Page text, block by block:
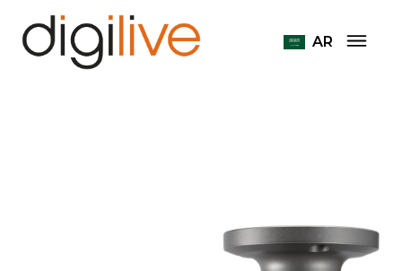
AR
Home
Home
نظم الكاميرات الذكية وتحليل الفيديو